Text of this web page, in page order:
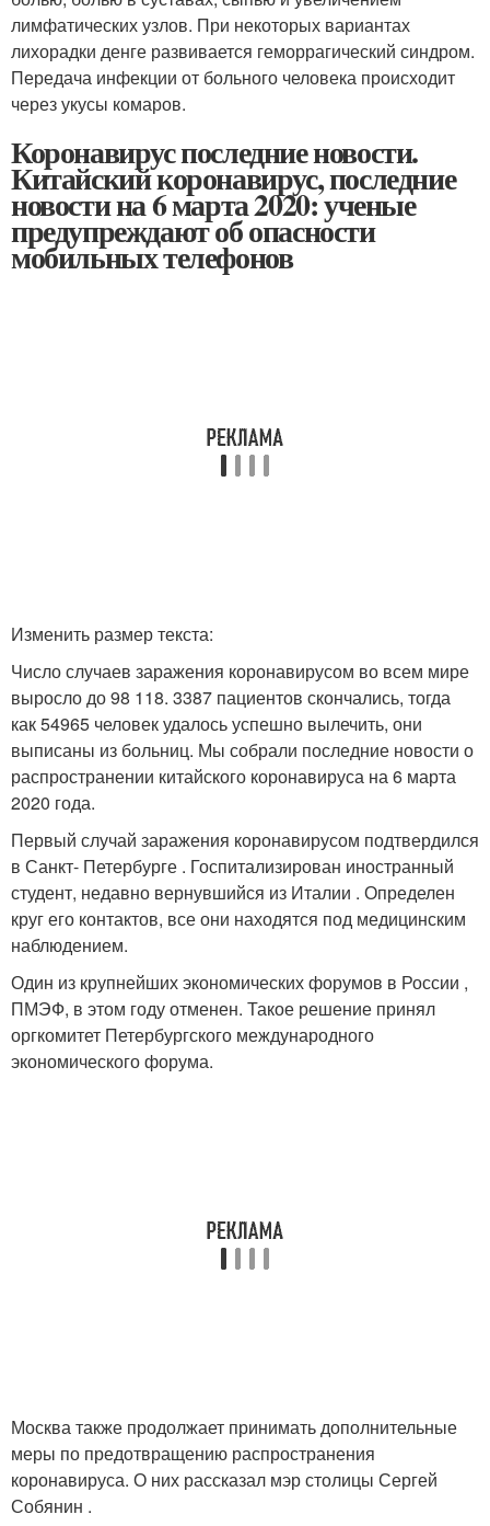
лимфатических узлов. При некоторых вариантах
лихорадки денге развивается геморрагический синдром.
Передача инфекции от больного человека происходит
через укусы комаров.
Коронавирус последние новости.
Китайский коронавирус, последние
новости на 6 марта 2020: ученые
предупреждают об опасности
мобильных телефонов
Изменить размер текста:
Число случаев заражения коронавирусом во всем мире
выросло до 98 118. 3387 пациентов скончались, тогда
как 54965 человек удалось успешно вылечить, они
выписаны из больниц. Мы собрали последние новости о
распространении китайского коронавируса на 6 марта
2020 года.
Первый случай заражения коронавирусом подтвердился
в Санкт- Петербурге . Госпитализирован иностранный
студент, недавно вернувшийся из Италии . Определен
круг его контактов, все они находятся под медицинским
наблюдением.
Один из крупнейших экономических форумов в России ,
ПМЭФ, в этом году отменен. Такое решение принял
оргкомитет Петербургского международного
экономического форума.
Москва также продолжает принимать дополнительные
меры по предотвращению распространения
коронавируса. О них рассказал мэр столицы Сергей
Собянин .